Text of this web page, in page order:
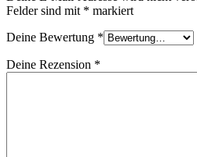
Felder sind mit * markiert
Deine Bewertung *
Deine Rezension *